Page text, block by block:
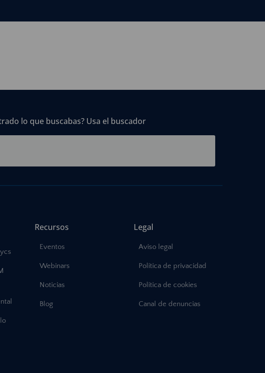
lo que buscabas? Usa el buscador
Recursos
Eventos
Webinars
Noticias
Blog
Legal
Aviso legal
Política de privacidad
Política de cookies
Canal de denuncias